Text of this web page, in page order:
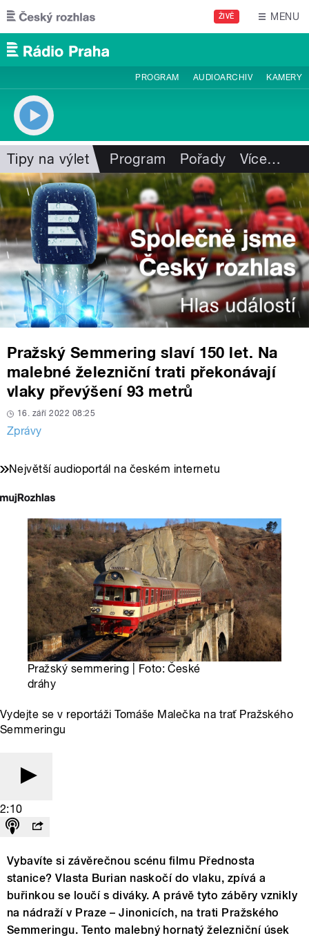
Přejít k hlavnímu obsahu
ŽIVĚ MENU
PROGRAM AUDIOARCHIV KAMERY
Tipy na výlet Program Pořady Více…
Pražský Semmering slaví 150 let. Na
malebné železniční trati překonávají
vlaky převýšení 93 metrů
16. září 2022 08:25
Zprávy
Největší audioportál na českém internetu
Pražský semmering | Foto: České
dráhy
Vydejte se v reportáži Tomáše Malečka na trať Pražského
Semmeringu
2:10
Vybavíte si závěrečnou scénu filmu Přednosta
stanice? Vlasta Burian naskočí do vlaku, zpívá a
buřinkou se loučí s diváky. A právě tyto záběry vznikly
na nádraží v Praze – Jinonicích, na trati Pražského
Semmeringu. Tento malebný hornatý železniční úsek